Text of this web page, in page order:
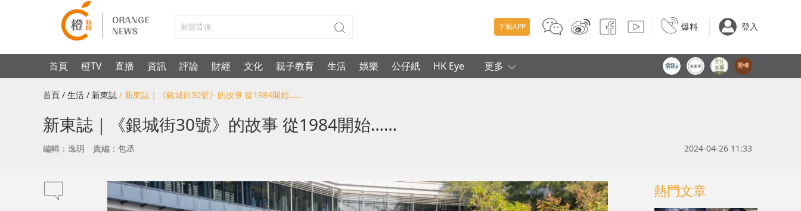
下載APP 爆料 登入
首頁 橙TV 直播 資訊 評論 財經 文化 親子教育 生活 娛樂 公仔紙 HK Eye 更多
首頁 / 生活 / 新東誌 / 新東誌｜《銀城街30號》的故事 從1984開始……
新東誌｜《銀城街30號》的故事 從1984開始……
編輯：逸玥 責編：包丞 2024-04-26 11:33
熱門文章